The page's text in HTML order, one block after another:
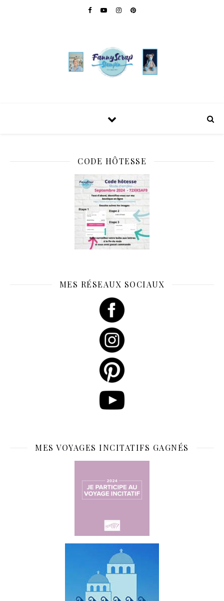
CODE HÔTESSE
MES RÉSEAUX SOCIAUX
MES VOYAGES INCITATIFS GAGNÉS